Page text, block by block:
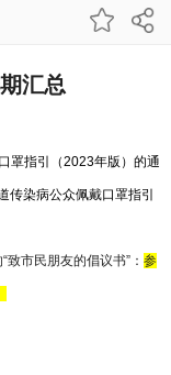
汇总
罩指引（2023年版）的通
传染病公众佩戴口罩指引
市民朋友的倡议书”： 参